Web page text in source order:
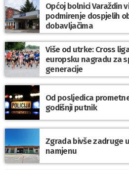
Općoj bolnici Varaždin
podmirenje dospjelih
dobavljačima
Više od utrke: Cross
europsku nagradu za
generacije
Od posljedica
godišnji putnik
Zgrada bivše zadruge
namjenu